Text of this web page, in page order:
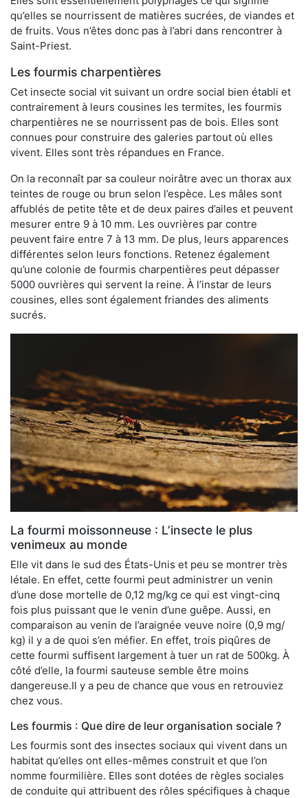
qu’elles se nourrissent de matières sucrées, de viandes et
de fruits. Vous n’êtes donc pas à l’abri dans rencontrer à
Saint-Priest.
Les fourmis charpentières
Cet insecte social vit suivant un ordre social bien établi et
contrairement à leurs cousines les termites, les fourmis
charpentières ne se nourrissent pas de bois. Elles sont
connues pour construire des galeries partout où elles
vivent. Elles sont très répandues en France.
On la reconnaît par sa couleur noirâtre avec un thorax aux
teintes de rouge ou brun selon l’espèce. Les mâles sont
affublés de petite tête et de deux paires d’ailes et peuvent
mesurer entre 9 à 10 mm. Les ouvrières par contre
peuvent faire entre 7 à 13 mm. De plus, leurs apparences
différentes selon leurs fonctions. Retenez également
qu’une colonie de fourmis charpentières peut dépasser
5000 ouvrières qui servent la reine. À l’instar de leurs
cousines, elles sont également friandes des aliments
sucrés.
La fourmi moissonneuse : L’insecte le plus
venimeux au monde
Elle vit dans le sud des États-Unis et peu se montrer très
létale. En effet, cette fourmi peut administrer un venin
d’une dose mortelle de 0,12 mg/kg ce qui est vingt-cinq
fois plus puissant que le venin d’une guêpe. Aussi, en
comparaison au venin de l’araignée veuve noire (0,9 mg/
kg) il y a de quoi s’en méfier. En effet, trois piqûres de
cette fourmi suffisent largement à tuer un rat de 500kg. À
côté d’elle, la fourmi sauteuse semble être moins
dangereuse.Il y a peu de chance que vous en retrouviez
chez vous.
Les fourmis : Que dire de leur organisation sociale ?
Les fourmis sont des insectes sociaux qui vivent dans un
habitat qu’elles ont elles-mêmes construit et que l’on
nomme fourmilière. Elles sont dotées de règles sociales
de conduite qui attribuent des rôles spécifiques à chaque